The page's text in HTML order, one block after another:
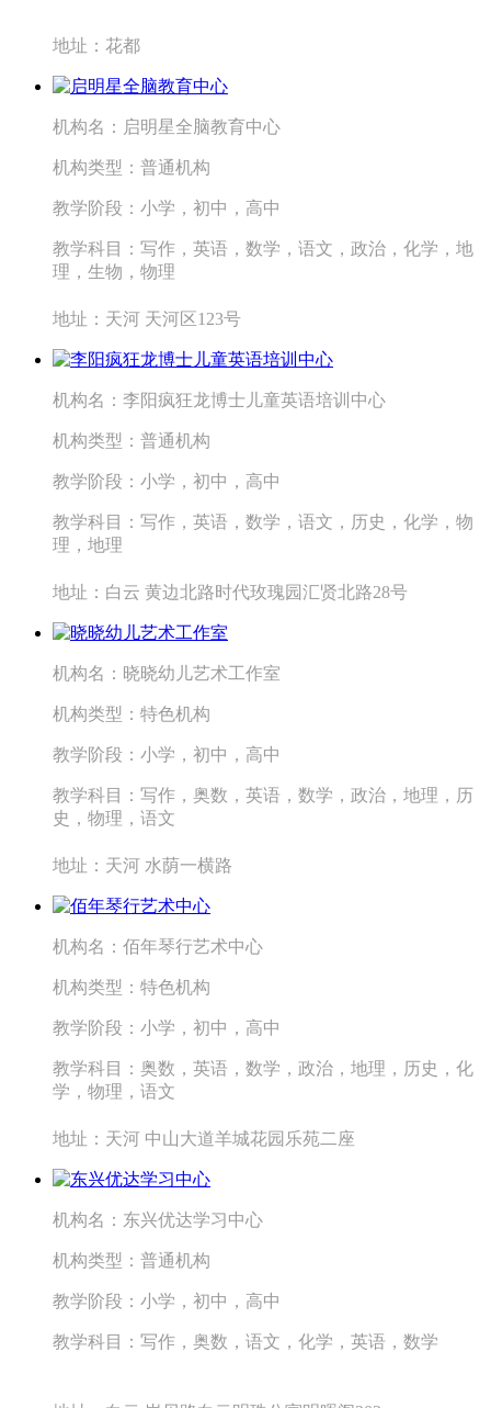
地址： 花都
机构名： 启明星全脑教育中心
机构类型： 普通机构
教学阶段： 小学，初中，高中
教学科目： 写作，英语，数学，语文，政治，化学，地
理，生物，物理
地址： 天河 天河区123号
机构名： 李阳疯狂龙博士儿童英语培训中心
机构类型： 普通机构
教学阶段： 小学，初中，高中
教学科目： 写作，英语，数学，语文，历史，化学，物
理，地理
地址： 白云 黄边北路时代玫瑰园汇贤北路28号
机构名： 晓晓幼儿艺术工作室
机构类型： 特色机构
教学阶段： 小学，初中，高中
教学科目： 写作，奥数，英语，数学，政治，地理，历
史，物理，语文
地址： 天河 水荫一横路
机构名： 佰年琴行艺术中心
机构类型： 特色机构
教学阶段： 小学，初中，高中
教学科目： 奥数，英语，数学，政治，地理，历史，化
学，物理，语文
地址： 天河 中山大道羊城花园乐苑二座
机构名： 东兴优达学习中心
机构类型： 普通机构
教学阶段： 小学，初中，高中
教学科目： 写作，奥数，语文，化学，英语，数学